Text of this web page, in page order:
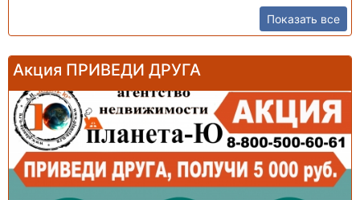
Показать все
Акция ПРИВЕДИ ДРУГА